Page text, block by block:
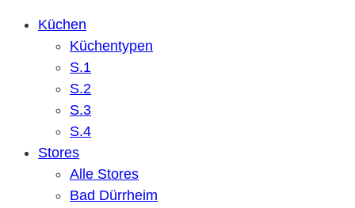
Küchen
Küchentypen
S.1
S.2
S.3
S.4
Stores
Alle Stores
Bad Dürrheim